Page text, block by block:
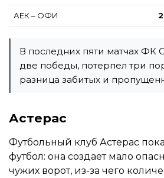
АЕК – ОФИ
В последних пяти матчах
две победы, потерпел три
разница забитых и
Астерас
Футбольный клуб Астерас
футбол: она создает мало
чужих ворот, из-за чего